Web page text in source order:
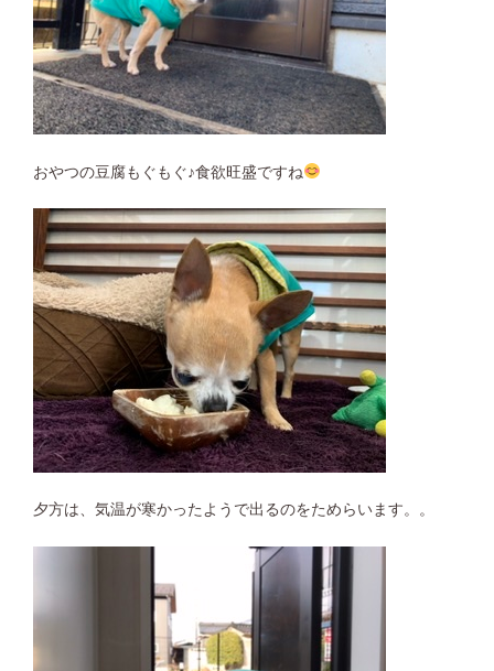
おやつの豆腐もぐもぐ♪食欲旺盛ですね
夕方は、気温が寒かったようで出るのをためらいます。。